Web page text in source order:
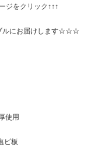
リック↑↑↑
ルにお届けします☆☆☆
使用
ビ板